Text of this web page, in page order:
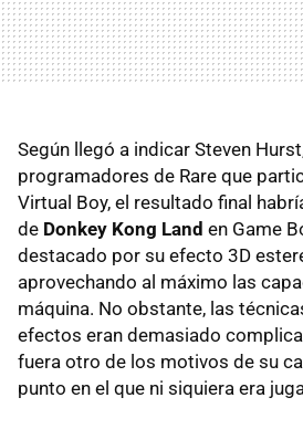
Según llegó a indicar Steven
programadores de Rare que
Virtual Boy, el resultado final
de Donkey Kong Land en Game
destacado por su efecto 3D
aprovechando al máximo las
máquina. No obstante, las
efectos eran demasiado
fuera otro de los motivos de su
punto en el que ni siquiera era